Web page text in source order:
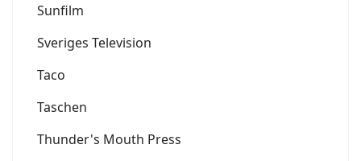
Sunfilm
Sveriges Television
Taco
Taschen
Thunder's Mouth Press